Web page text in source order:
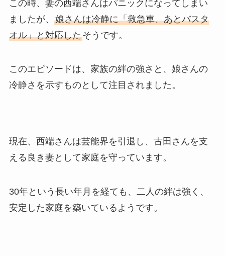
この時、妻の西端さんはパニックになってしまい
ましたが、 娘さんは冷静に「救急車、あとバスタ
オル」と対応したそうです。
このエピソードは、家族の絆の強さと、娘さんの
冷静さを示すものとして注目されました。
現在、西端さんは芸能界を引退し、古田さんを支
える良き妻として家庭を守っています。
30年という長い年月を経ても、二人の絆は強く、
安定した家庭を築いているようです。